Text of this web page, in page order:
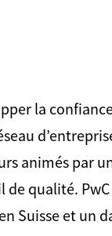
la
animés par
qualité.
Suisse et un